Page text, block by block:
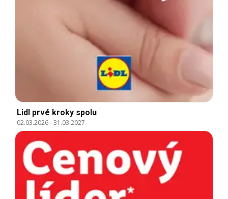
Lidl prvé kroky spolu
02.03.2026-31.03.2027